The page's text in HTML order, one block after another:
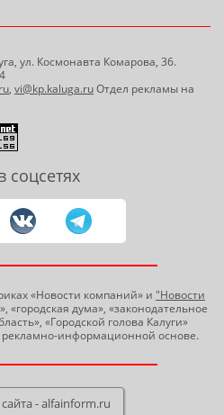
ул. Космонавта Комарова, 36.
, vi@kp.kaluga.ruОтдел рекламы на
«Новости компаний» и "Новости
«городская дума», «законодательное
«Городской голова Калуги»
рекламно-информационной основе.
- alfainform.ru